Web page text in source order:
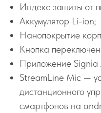
Индекс защиты от
Аккумулятор Li-ion;
Нанопокрытие
Кнопка
Приложение Signia
StreamLine Mic —
дистанционного
смартфонов на